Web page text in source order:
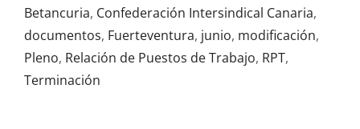
Betancuria, Confederación Intersindical Canaria,
documentos, Fuerteventura, junio, modificación,
Pleno, Relación de Puestos de Trabajo, RPT,
Terminación